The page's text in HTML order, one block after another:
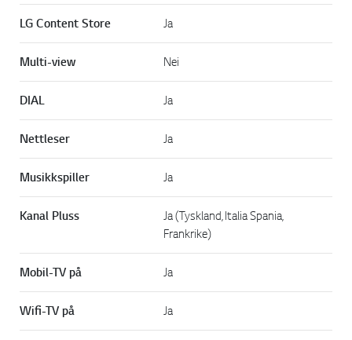
LG Content Store Ja
Multi-view Nei
DIAL Ja
Nettleser Ja
Musikkspiller Ja
Kanal Pluss
Ja (Tyskland, Italia Spania,
Frankrike)
Mobil-TV på Ja
Wifi-TV på Ja